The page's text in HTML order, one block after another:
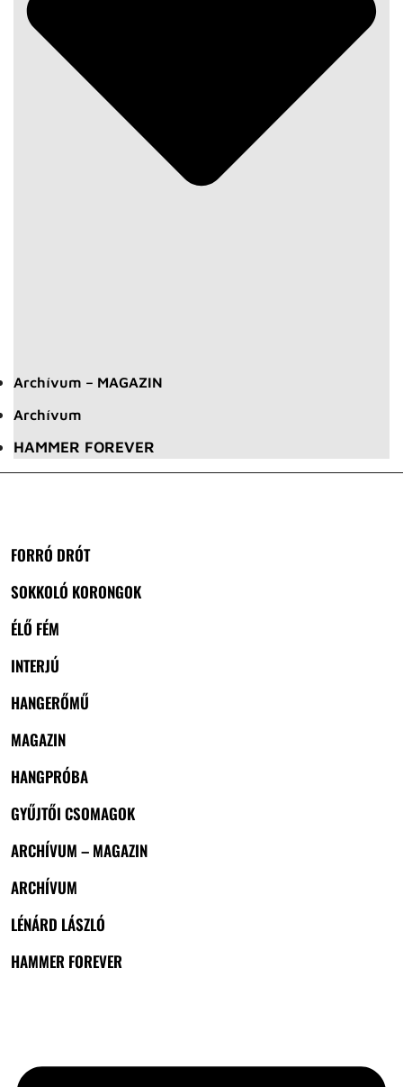
Archívum – MAGAZIN
Archívum
HAMMER FOREVER
FORRÓ DRÓT
SOKKOLÓ KORONGOK
ÉLŐ FÉM
INTERJÚ
HANGERŐMŰ
MAGAZIN
HANGPRÓBA
GYŰJTŐI CSOMAGOK
ARCHÍVUM – MAGAZIN
ARCHÍVUM
LÉNÁRD LÁSZLÓ
HAMMER FOREVER